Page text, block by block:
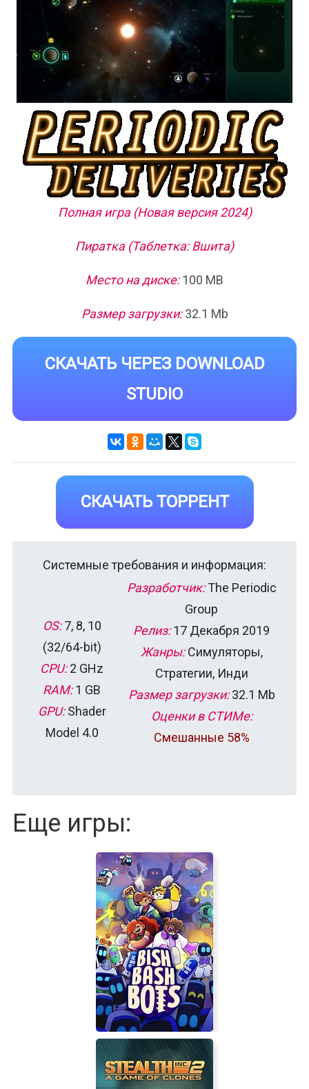
Полная игра (Новая версия 2024)
Пиратка (Таблетка: Вшита)
Место на диске:100 MB
Размер загрузки:32.1 Mb
СКАЧАТЬ ЧЕРЕЗ DOWNLOAD
STUDIO
СКАЧАТЬ ТОРРЕНТ
Системные требования и информация:
OS:7, 8, 10
(32/64-bit)
CPU:2 GHz
RAM:1 GB
GPU:Shader
Model 4.0
Разработчик:The Periodic
Group
Релиз:17 Декабря 2019
Жанры:Симуляторы,
Стратегии, Инди
Размер загрузки:32.1 Mb
Оценки в СТИМе:
Смешанные 58%
Еще игры: